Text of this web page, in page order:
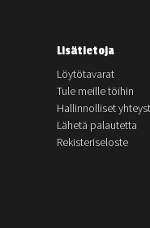
Lisätietoja
Löytötavarat
Tule meille töihin
Hallinnolliset
Lähetä palautetta
Rekisteriseloste